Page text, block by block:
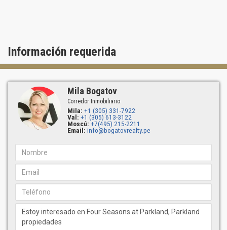
Información requerida
Mila Bogatov
Corredor Inmobiliario
Mila: +1 (305) 331-7922
Val: +1 (305) 613-3122
Moscú: +7(495) 215-2211
Email: info@bogatovrealty.pe